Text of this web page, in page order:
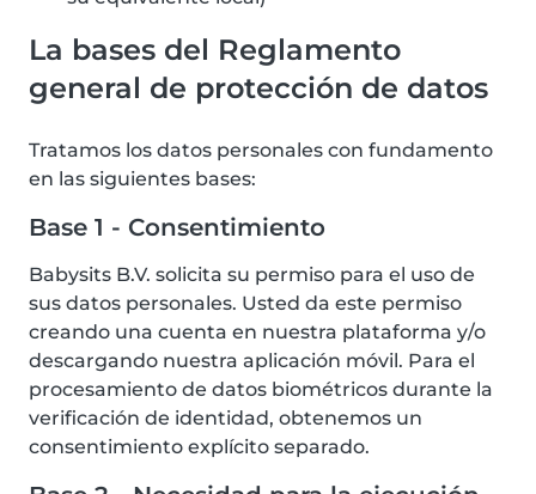
La bases del Reglamento
general de protección de datos
Tratamos los datos personales con fundamento
en las siguientes bases:
Base 1 - Consentimiento
Babysits B.V. solicita su permiso para el uso de
sus datos personales. Usted da este permiso
creando una cuenta en nuestra plataforma y/o
descargando nuestra aplicación móvil. Para el
procesamiento de datos biométricos durante la
verificación de identidad, obtenemos un
consentimiento explícito separado.